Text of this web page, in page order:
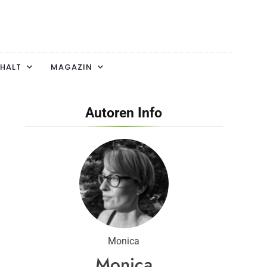
MAGAZIN
Autoren Info
Monica